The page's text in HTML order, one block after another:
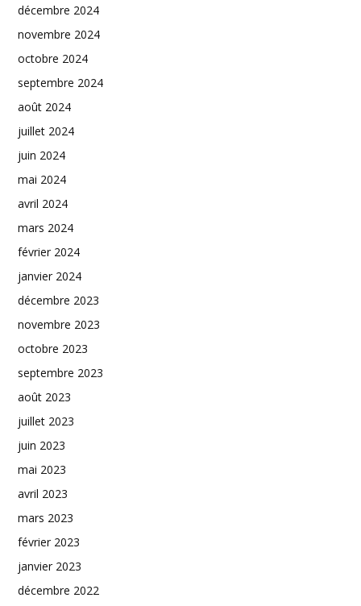
décembre 2024
novembre 2024
octobre 2024
septembre 2024
août 2024
juillet 2024
juin 2024
mai 2024
avril 2024
mars 2024
février 2024
janvier 2024
décembre 2023
novembre 2023
octobre 2023
septembre 2023
août 2023
juillet 2023
juin 2023
mai 2023
avril 2023
mars 2023
février 2023
janvier 2023
décembre 2022